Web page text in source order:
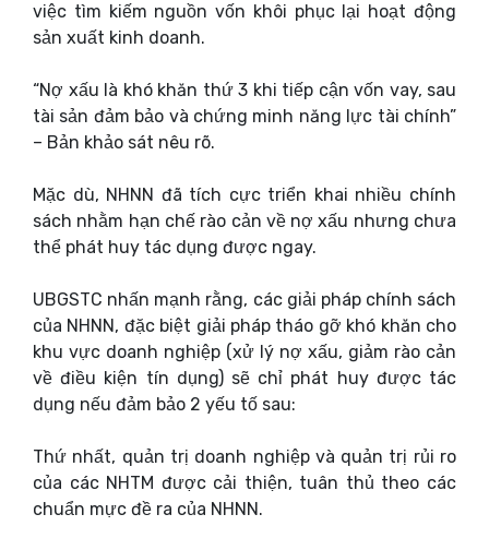
việc tìm kiếm nguồn vốn khôi phục lại hoạt động
sản xuất kinh doanh.
“Nợ xấu là khó khăn thứ 3 khi tiếp cận vốn vay, sau
tài sản đảm bảo và chứng minh năng lực tài chính”
– Bản khảo sát nêu rõ.
Mặc dù, NHNN đã tích cực triển khai nhiều chính
sách nhằm hạn chế rào cản về nợ xấu nhưng chưa
thể phát huy tác dụng được ngay.
UBGSTC nhấn mạnh rằng, các giải pháp chính sách
của NHNN, đặc biệt giải pháp tháo gỡ khó khăn cho
khu vực doanh nghiệp (xử lý nợ xấu, giảm rào cản
về điều kiện tín dụng) sẽ chỉ phát huy được tác
dụng nếu đảm bảo 2 yếu tố sau:
Thứ nhất, quản trị doanh nghiệp và quản trị rủi ro
của các NHTM được cải thiện, tuân thủ theo các
chuẩn mực đề ra của NHNN.